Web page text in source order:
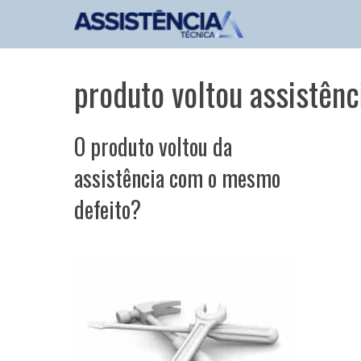
produto voltou
O produto voltou da
assistência com o mesmo
defeito?